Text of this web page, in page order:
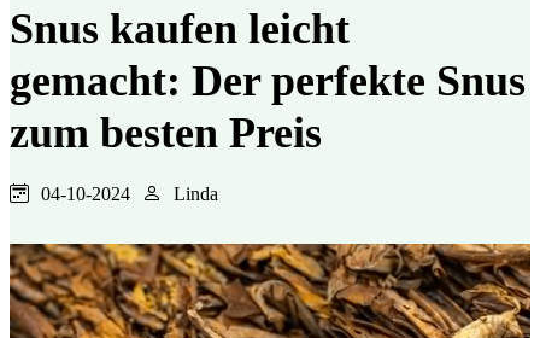
Snus kaufen leicht
gemacht: Der perfekte Snus
zum besten Preis
04-10-2024 Linda